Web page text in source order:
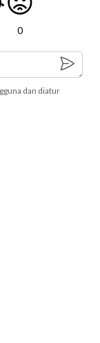
0
dan diatur